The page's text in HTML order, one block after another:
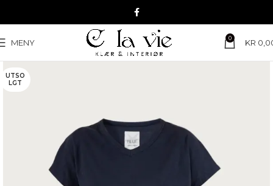
MENY 0 KR
UTSO
LGT